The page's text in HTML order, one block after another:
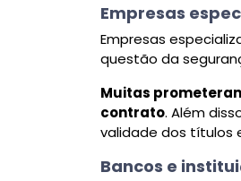
Empresas
Empresas
questão da
Muitas
contrato. Além
validade dos títulos
Bancos e